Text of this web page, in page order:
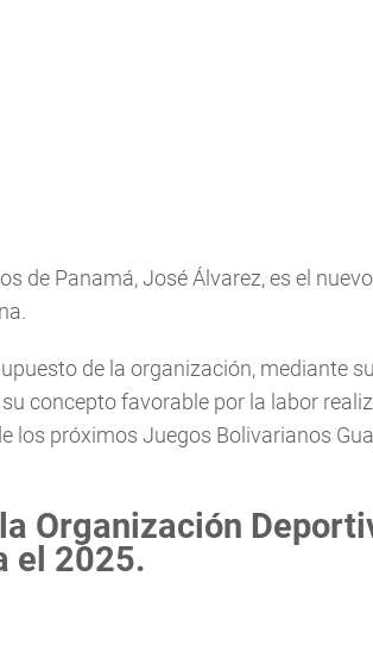
de Panamá, José Álvarez, es el
de la organización, mediante
concepto favorable por la labor
los próximos Juegos Bolivarianos
Organización
el 2025.